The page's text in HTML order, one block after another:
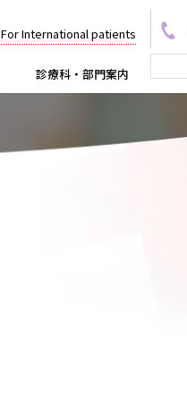
For International patients
診療科・部門案内